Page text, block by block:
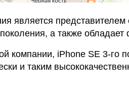
является
а также
компании, iPhone SE 3-го
и таким